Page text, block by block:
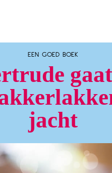
EEN GOED BOEK
jacht